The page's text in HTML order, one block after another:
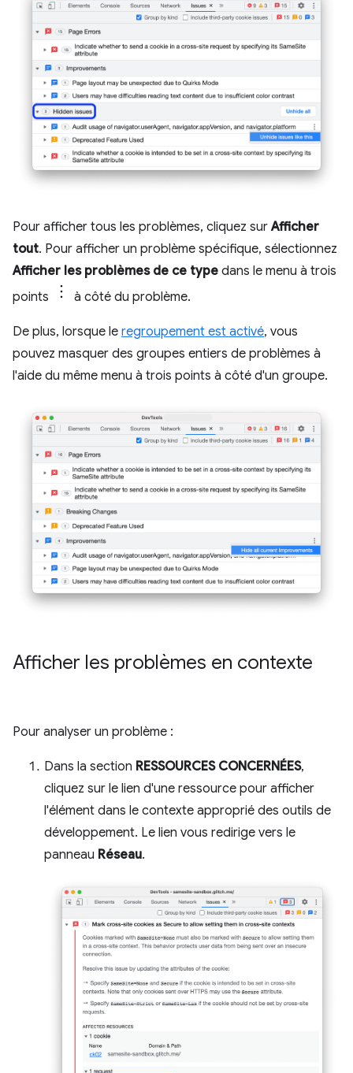
Pour afficher tous les problèmes, cliquez surAfficher
tout. Pour afficher un problème spécifique, sélectionnez
Afficher les problèmes de ce type dans le menu à trois
points
à côté du problème.
De plus, lorsque le regroupement est activé, vous
pouvez masquer des groupes entiers de problèmes à
l'aide du même menu à trois points à côté d'un groupe.
Afficher les problèmes en contexte
Pour analyser un problème :
Dans la section RESSOURCES CONCERNÉES,
cliquez sur le lien d'une ressource pour afficher
l'élément dans le contexte approprié des outils de
développement. Le lien vous redirige vers le
panneau Réseau.